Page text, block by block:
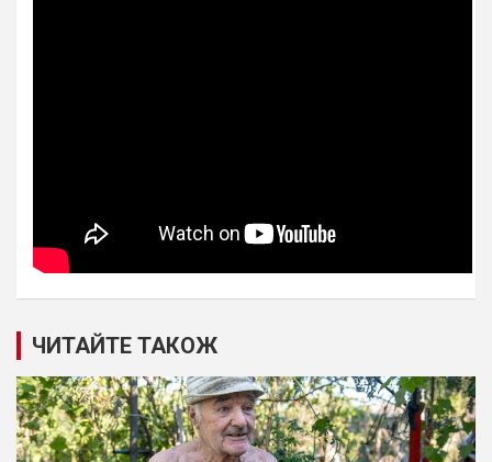
ЧИТАЙТЕ ТАКОЖ